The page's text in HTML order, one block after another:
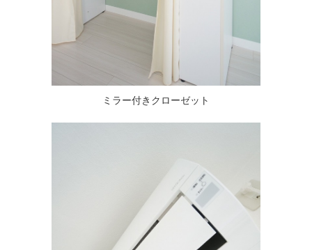
ミラー付きクローゼット